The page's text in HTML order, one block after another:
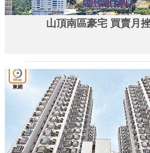
山頂南區豪宅 買賣月